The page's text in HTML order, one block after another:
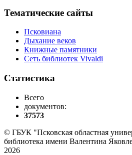
Тематические сайты
Псковиана
Дыхание веков
Книжные памятники
Сеть библиотек Vivaldi
Статистика
Всего
документов:
37573
© ГБУК "Псковская областная
библиотека имени Валентина
2026